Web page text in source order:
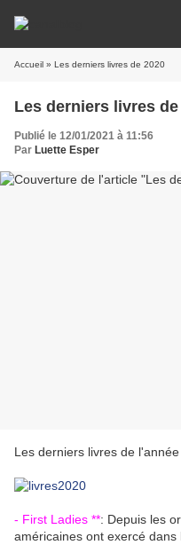
Accueil » Les derniers livres de 2020
Les derniers livres de
Publié le 12/01/2021 à 11:56
Par Luette Esper
Les derniers livres de
- First Ladies **: Depuis les
américaines ont exercé